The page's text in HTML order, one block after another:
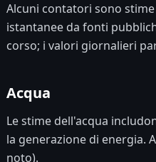
Alcuni contatori sono
istantanee da fonti
corso; i valori giornalieri
Acqua
Le stime dell'acqua
la generazione di energia.
noto).